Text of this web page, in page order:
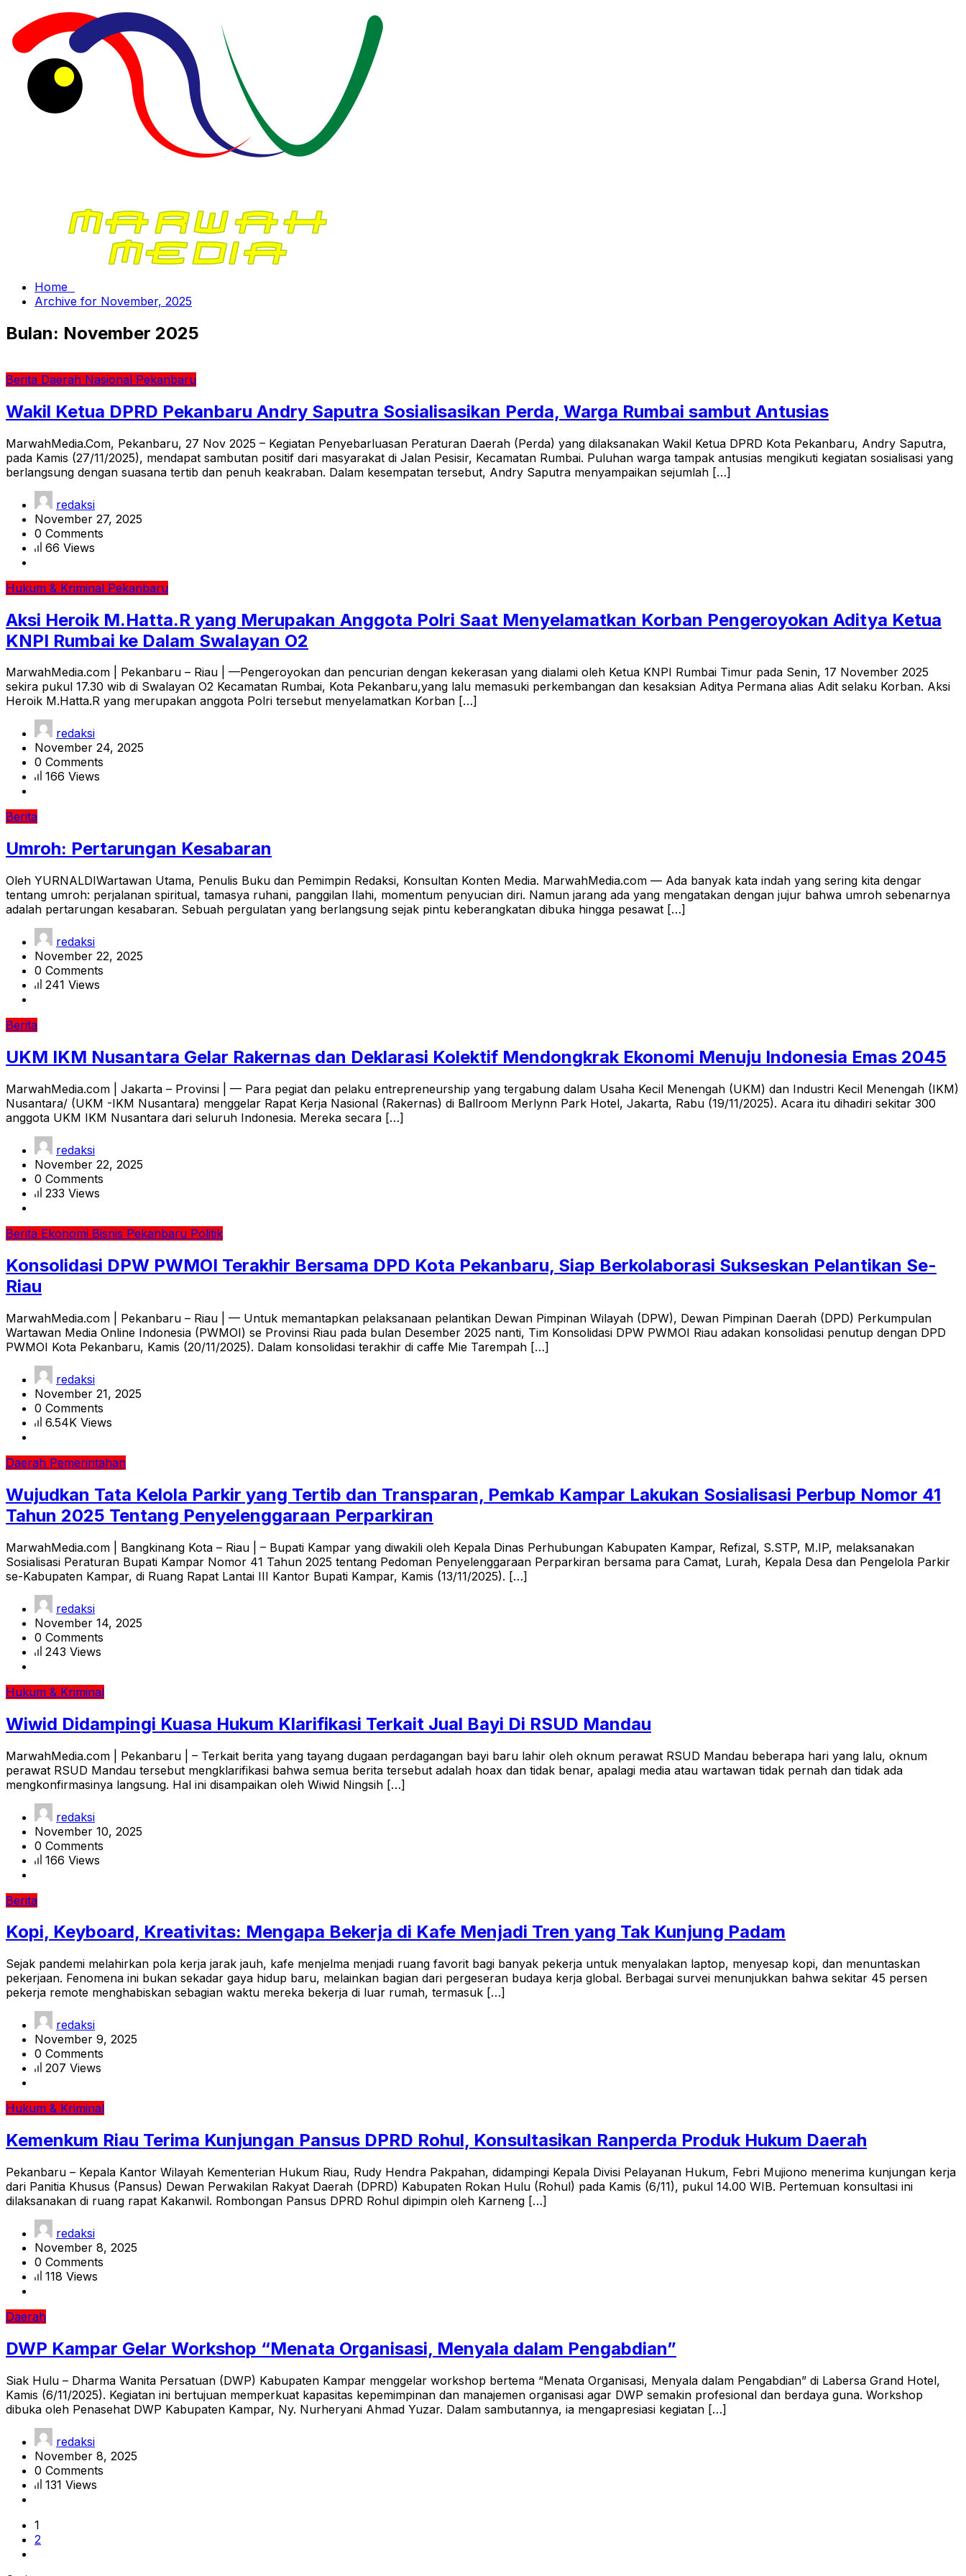
Home
Archive for November, 2025
Bulan: November 2025
Berita Daerah Nasional Pekanbaru
Wakil Ketua DPRD Pekanbaru Andry Saputra Sosialisasikan Perda, Warga Rumbai sambut Antusias
MarwahMedia.Com, Pekanbaru, 27 Nov 2025 – Kegiatan Penyebarluasan Peraturan Daerah (Perda) yang dilaksanakan Wakil Ketua DPRD Kota Pekanbaru, Andry Saputra,
pada Kamis (27/11/2025), mendapat sambutan positif dari masyarakat di Jalan Pesisir, Kecamatan Rumbai. Puluhan warga tampak antusias mengikuti kegiatan sosialisasi yang
berlangsung dengan suasana tertib dan penuh keakraban. Dalam kesempatan tersebut, Andry Saputra menyampaikan sejumlah […]
redaksi
November 27, 2025
0 Comments
66 Views
Hukum & Kriminal Pekanbaru
Aksi Heroik M.Hatta.R yang Merupakan Anggota Polri Saat Menyelamatkan Korban Pengeroyokan Aditya Ketua
KNPI Rumbai ke Dalam Swalayan O2
MarwahMedia.com | Pekanbaru – Riau | —Pengeroyokan dan pencurian dengan kekerasan yang dialami oleh Ketua KNPI Rumbai Timur pada Senin, 17 November 2025
sekira pukul 17.30 wib di Swalayan O2 Kecamatan Rumbai, Kota Pekanbaru,yang lalu memasuki perkembangan dan kesaksian Aditya Permana alias Adit selaku Korban. Aksi
Heroik M.Hatta.R yang merupakan anggota Polri tersebut menyelamatkan Korban […]
redaksi
November 24, 2025
0 Comments
166 Views
Berita
Umroh: Pertarungan Kesabaran
Oleh YURNALDIWartawan Utama, Penulis Buku dan Pemimpin Redaksi, Konsultan Konten Media. MarwahMedia.com — Ada banyak kata indah yang sering kita dengar
tentang umroh: perjalanan spiritual, tamasya ruhani, panggilan Ilahi, momentum penyucian diri. Namun jarang ada yang mengatakan dengan jujur bahwa umroh sebenarnya
adalah pertarungan kesabaran. Sebuah pergulatan yang berlangsung sejak pintu keberangkatan dibuka hingga pesawat […]
redaksi
November 22, 2025
0 Comments
241 Views
Berita
UKM IKM Nusantara Gelar Rakernas dan Deklarasi Kolektif Mendongkrak Ekonomi Menuju Indonesia Emas 2045
MarwahMedia.com | Jakarta – Provinsi | — Para pegiat dan pelaku entrepreneurship yang tergabung dalam Usaha Kecil Menengah (UKM) dan Industri Kecil Menengah (IKM)
Nusantara/ (UKM -IKM Nusantara) menggelar Rapat Kerja Nasional (Rakernas) di Ballroom Merlynn Park Hotel, Jakarta, Rabu (19/11/2025). Acara itu dihadiri sekitar 300
anggota UKM IKM Nusantara dari seluruh Indonesia. Mereka secara […]
redaksi
November 22, 2025
0 Comments
233 Views
Berita Ekonomi Bisnis Pekanbaru Politik
Konsolidasi DPW PWMOI Terakhir Bersama DPD Kota Pekanbaru, Siap Berkolaborasi Sukseskan Pelantikan Se-
Riau
MarwahMedia.com | Pekanbaru – Riau | — Untuk memantapkan pelaksanaan pelantikan Dewan Pimpinan Wilayah (DPW), Dewan Pimpinan Daerah (DPD) Perkumpulan
Wartawan Media Online Indonesia (PWMOI) se Provinsi Riau pada bulan Desember 2025 nanti, Tim Konsolidasi DPW PWMOI Riau adakan konsolidasi penutup dengan DPD
PWMOI Kota Pekanbaru, Kamis (20/11/2025). Dalam konsolidasi terakhir di caffe Mie Tarempah […]
redaksi
November 21, 2025
0 Comments
6.54K Views
Daerah Pemerintahan
Wujudkan Tata Kelola Parkir yang Tertib dan Transparan, Pemkab Kampar Lakukan Sosialisasi Perbup Nomor 41
Tahun 2025 Tentang Penyelenggaraan Perparkiran
MarwahMedia.com | Bangkinang Kota – Riau | – Bupati Kampar yang diwakili oleh Kepala Dinas Perhubungan Kabupaten Kampar, Refizal, S.STP, M.IP, melaksanakan
Sosialisasi Peraturan Bupati Kampar Nomor 41 Tahun 2025 tentang Pedoman Penyelenggaraan Perparkiran bersama para Camat, Lurah, Kepala Desa dan Pengelola Parkir
se-Kabupaten Kampar, di Ruang Rapat Lantai III Kantor Bupati Kampar, Kamis (13/11/2025). […]
redaksi
November 14, 2025
0 Comments
243 Views
Hukum & Kriminal
Wiwid Didampingi Kuasa Hukum Klarifikasi Terkait Jual Bayi Di RSUD Mandau
MarwahMedia.com | Pekanbaru | – Terkait berita yang tayang dugaan perdagangan bayi baru lahir oleh oknum perawat RSUD Mandau beberapa hari yang lalu, oknum
perawat RSUD Mandau tersebut mengklarifikasi bahwa semua berita tersebut adalah hoax dan tidak benar, apalagi media atau wartawan tidak pernah dan tidak ada
mengkonfirmasinya langsung. Hal ini disampaikan oleh Wiwid Ningsih […]
redaksi
November 10, 2025
0 Comments
166 Views
Berita
Kopi, Keyboard, Kreativitas: Mengapa Bekerja di Kafe Menjadi Tren yang Tak Kunjung Padam
Sejak pandemi melahirkan pola kerja jarak jauh, kafe menjelma menjadi ruang favorit bagi banyak pekerja untuk menyalakan laptop, menyesap kopi, dan menuntaskan
pekerjaan. Fenomena ini bukan sekadar gaya hidup baru, melainkan bagian dari pergeseran budaya kerja global. Berbagai survei menunjukkan bahwa sekitar 45 persen
pekerja remote menghabiskan sebagian waktu mereka bekerja di luar rumah, termasuk […]
redaksi
November 9, 2025
0 Comments
207 Views
Hukum & Kriminal
Kemenkum Riau Terima Kunjungan Pansus DPRD Rohul, Konsultasikan Ranperda Produk Hukum Daerah
Pekanbaru – Kepala Kantor Wilayah Kementerian Hukum Riau, Rudy Hendra Pakpahan, didampingi Kepala Divisi Pelayanan Hukum, Febri Mujiono menerima kunjungan kerja
dari Panitia Khusus (Pansus) Dewan Perwakilan Rakyat Daerah (DPRD) Kabupaten Rokan Hulu (Rohul) pada Kamis (6/11), pukul 14.00 WIB. Pertemuan konsultasi ini
dilaksanakan di ruang rapat Kakanwil. Rombongan Pansus DPRD Rohul dipimpin oleh Karneng […]
redaksi
November 8, 2025
0 Comments
118 Views
Daerah
DWP Kampar Gelar Workshop “Menata Organisasi, Menyala dalam Pengabdian”
Siak Hulu – Dharma Wanita Persatuan (DWP) Kabupaten Kampar menggelar workshop bertema “Menata Organisasi, Menyala dalam Pengabdian” di Labersa Grand Hotel,
Kamis (6/11/2025). Kegiatan ini bertujuan memperkuat kapasitas kepemimpinan dan manajemen organisasi agar DWP semakin profesional dan berdaya guna. Workshop
dibuka oleh Penasehat DWP Kabupaten Kampar, Ny. Nurheryani Ahmad Yuzar. Dalam sambutannya, ia mengapresiasi kegiatan […]
redaksi
November 8, 2025
0 Comments
131 Views
1
2